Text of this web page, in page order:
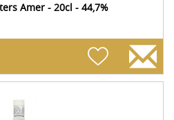
Amer - 20cl - 44,7%